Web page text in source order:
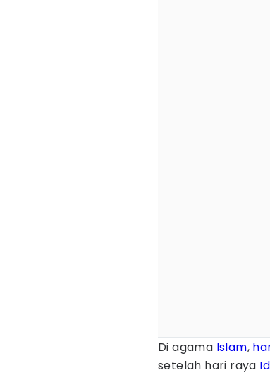
Di agama Islam,
setelah hari raya